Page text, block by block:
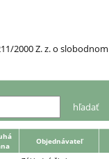
2000 Z. z. o
Objednávateľ